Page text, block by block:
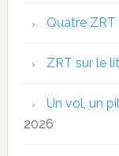
Quatre
ZRT sur le
Un vol, un
2026